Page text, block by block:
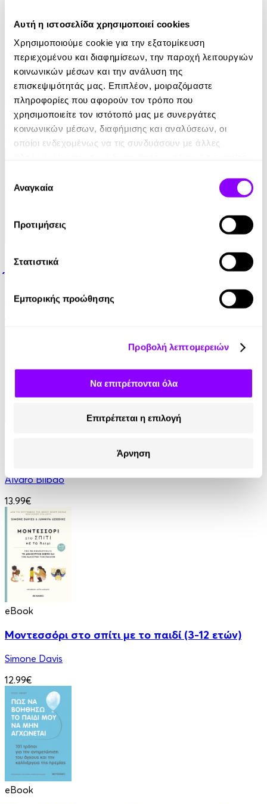
Αυτή η ιστοσελίδα χρησιμοποιεί cookies
Χρησιμοποιούμε cookie για την εξατομίκευση
περιεχομένου και διαφημίσεων, την παροχή λειτουργιών
κοινωνικών μέσων και την ανάλυση της
επισκεψιμότητάς μας. Επιπλέον, μοιραζόμαστε
πληροφορίες που αφορούν τον τρόπο που
χρησιμοποιείτε τον ιστότοπό μας με συνεργάτες
κοινωνικών μέσων, διαφήμισης και αναλύσεων, οι
οποίοι ενδεχομένως να τις συνδυάσουν με άλλες
των υπηρεσιών τους.
συγκατάθεσης
Αναγκαία
Προτιμήσεις
Στατιστικά
Εμπορικής προώθησης
Προβολή λεπτομερειών
Να επιτρέπονται όλα
Επιτρέπεται η επιλογή
Άρνηση
Audiobook • 1 Credit
Μεγαλώνοντας Παιδιά Βήμα Βήμα 1 - Η Μαγεία να
Είσαι Γονιός
Hedvig Montgomery
12.99€ 6.49€ (-50%)
Μάριος Μάζαρης
Πως λειτουργεί ο εγκέφαλος των παιδιών
Alvaro Bilbao
13.99€
eBook
Μοντεσσόρι στο σπίτι με το παιδί (3-12 ετών)
Simone Davis
12.99€
eBook